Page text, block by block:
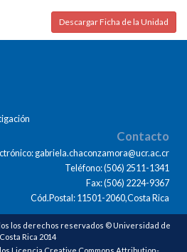
Descargar Ficha de la Unidad
Contacto
gabriela.chaconzamora@ucr.ac.cr
Teléfono: (506) 2511-1341
Fax: (506) 2224-9367
Cód.Postal: 11501-2060,Costa Rica
los derechos reservados © Universidad de
Costa Rica 2014